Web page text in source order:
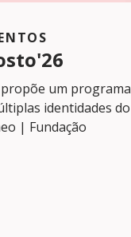
propõe um programa
identidades do
| Fundação